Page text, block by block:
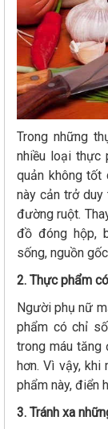
Trong những
nhiều loại thực
quản không tốt
này cản trở
đường ruột.
đồ đóng hộp,
sống, nguồn
2. Thực phẩm
Người phụ nữ
phẩm có chỉ
trong máu tăng
hơn. Vì vậy, khi
phẩm này, điển
3. Tránh xa